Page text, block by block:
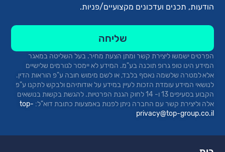
הודעות, תכנים ועדכונים מקצועיים/פניות.
שליחה
הפרטים ישמשו ליצירת קשר ומתן הצעת מחיר. בעל השליטה במאגר
המידע הינו טופגרופ תוכנה בע"מ. המידע לא יימסר לגורמים שלישיים
אלא למטרה שלשמה נאסף בלבד, או לשם מימוש חובה ע"פ הוראות הדין.
לנושאי המידע עומדת הזכות לעיין במידע על אודותיהם ולבקש לתקנו ע"פ
הקבוע בסעיפים 13 ו- 14 לחוק הגנת הפרטיות. להגשת בקשות בנושאים
אלה וליצירת קשר עם החברה ניתן לפנות באמצעות כתובת דוא"ל: top-
privacy@top-group.co.il